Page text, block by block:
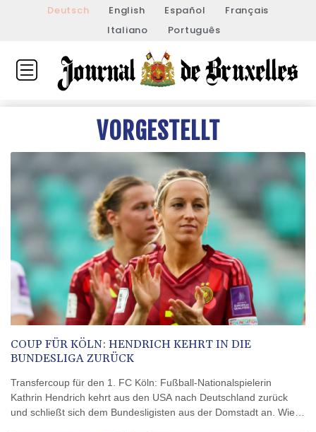
Deutsch English Español
Français
Italiano
Português
VORGESTELLT
COUP FÜR KÖLN: HENDRICH KEHRT IN DIE
BUNDESLIGA ZURÜCK
Transfercoup für den 1. FC Köln: Fußball-Nationalspielerin
Kathrin Hendrich kehrt aus den USA nach Deutschland zurück
und schließt sich dem Bundesligisten aus der Domstadt an. Wie